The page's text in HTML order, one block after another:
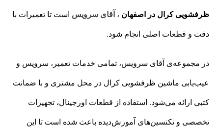
ظرفشویی کرال در اصفهان ، آقای سرویس است تا تعمیرات با
دقت و قطعات اصلی انجام شود.
در مجموعه‌ی آقای سرویس، تمامی خدمات تعمیر، سرویس و
عیب‌یابی ماشین ظرفشویی کرال در محل مشتری و با ضمانت
کتبی ارائه می‌شود. استفاده از قطعات اورجینال، تجهیزات
تخصصی و تکنسین‌های آموزش‌دیده باعث شده است تا این